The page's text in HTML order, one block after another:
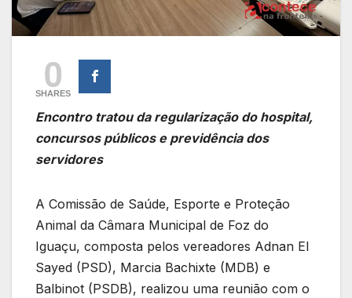
0
SHARES
Encontro tratou da regularização do hospital,
concursos públicos e previdência dos
servidores
A Comissão de Saúde, Esporte e Proteção
Animal da Câmara Municipal de Foz do
Iguaçu, composta pelos vereadores Adnan El
Sayed (PSD), Marcia Bachixte (MDB) e
Balbinot (PSDB), realizou uma reunião com o